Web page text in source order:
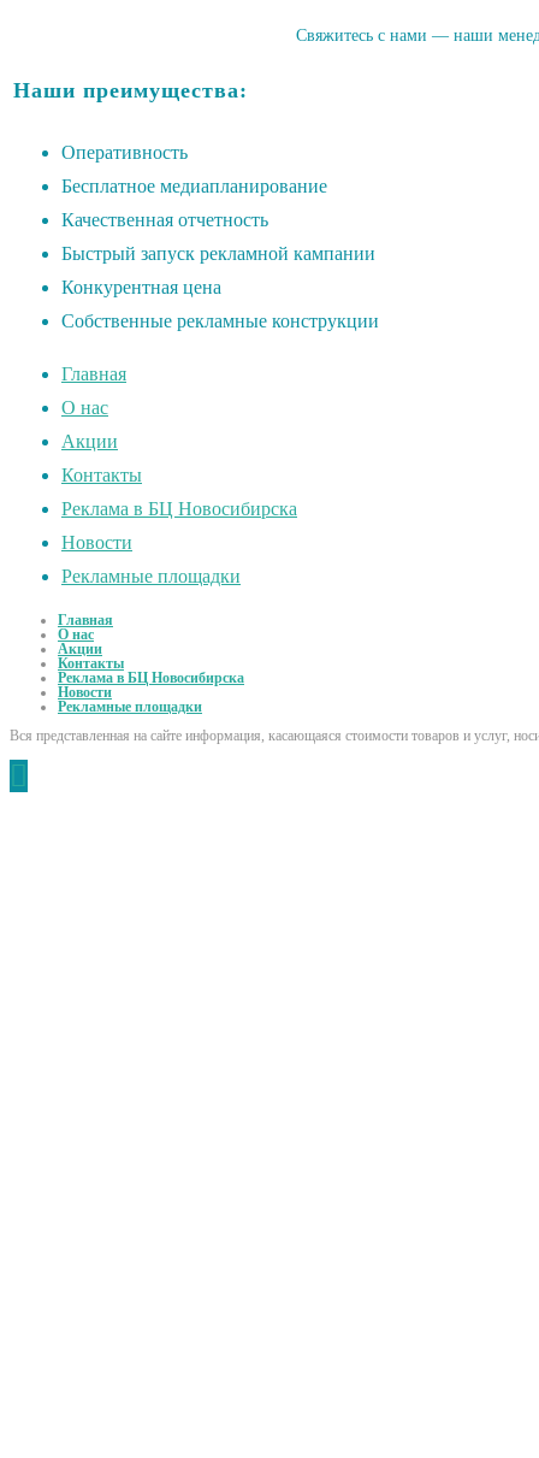
Свяжитесь с нами — наши
Наши преимущества:
Оперативность
Бесплатное медиапланирование
Качественная отчетность
Быстрый запуск рекламной кампании
Конкурентная цена
Собственные рекламные конструкции
Главная
О нас
Акции
Контакты
Реклама в БЦ Новосибирска
Новости
Рекламные площадки
Главная
О нас
Акции
Контакты
Реклама в БЦ Новосибирска
Новости
Рекламные площадки
Вся представленная на сайте информация, касающаяся стоимости товаров и услуг,